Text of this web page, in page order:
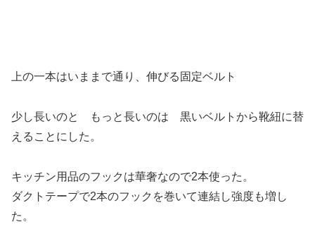
上の一本はいままで通り、伸びる固定ベルト
少し長いのと もっと長いのは 黒いベルトから靴紐に替
えることにした。
キッチン用品のフックは華奢なので2本使った。
ダクトテープで2本のフックを巻いて連結し強度も増し
た。